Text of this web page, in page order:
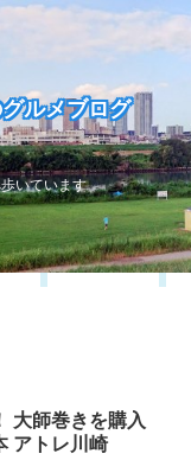
ルメブログ
いています
大師巻きを購入
アトレ川崎